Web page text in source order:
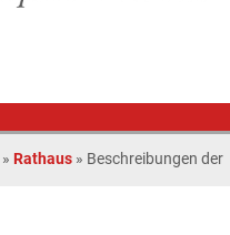
» Rathaus » Beschreibungen der